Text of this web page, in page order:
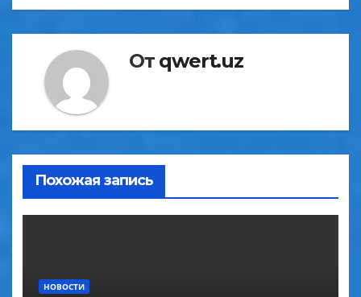
От qwert.uz
Похожая запись
НОВОСТИ